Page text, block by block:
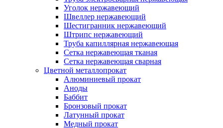
Уголок нержавеющий
Швеллер нержавеющий
Шестигранник нержавеющий
Штрипс нержавеющий
Труба капиллярная нержавеющая
Сетка нержавеющая тканая
Сетка нержавеющая сварная
Цветной металлопрокат
Алюминиевый прокат
Аноды
Баббит
Бронзовый прокат
Латунный прокат
Медный прокат